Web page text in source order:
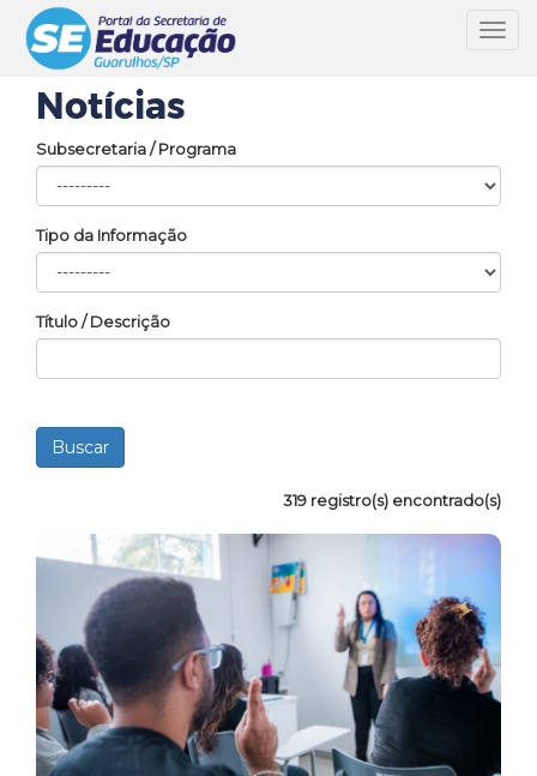
Notícias
Subsecretaria / Programa
Tipo da Informação
Título / Descrição
319 registro(s) encontrado(s)